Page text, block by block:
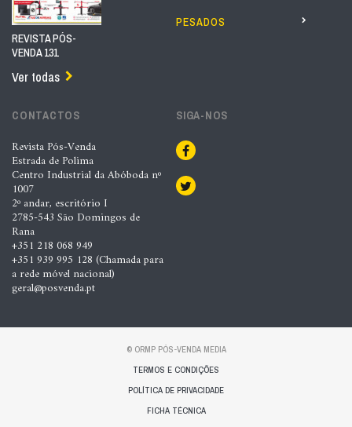
REVISTA PÓS-
VENDA 131
Ver todas
PESADOS
CONTACTOS
Revista Pós-Venda
Estrada de Polima
Centro Industrial da Abóboda nº
1007
2º andar, escritório I
2785-543 São Domingos de
Rana
+351 218 068 949
+351 939 995 128 (Chamada para
a rede móvel nacional)
geral@posvenda.pt
SIGA-NOS
© ORMP PÓS-VENDA MEDIA
TERMOS E CONDIÇÕES
POLÍTICA DE PRIVACIDADE
FICHA TÉCNICA